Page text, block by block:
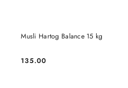
Musli Hartog Balance 15 kg
Cena:
135.00
PRODUKT NIEDOSTĘPNY